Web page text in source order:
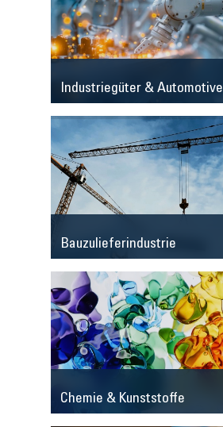
Industriegüter & Automotive
Bauzulieferindustrie
Chemie & Kunststoffe